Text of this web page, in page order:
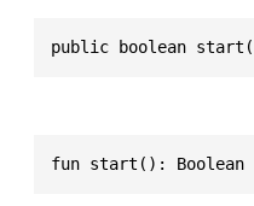
public boolean
fun start(): Boolean